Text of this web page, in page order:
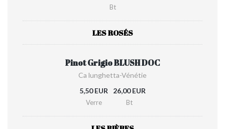
Bt
LES ROSÉS
Pinot Grigio BLUSH DOC
Ca lunghetta-Vénétie
5,50 EUR
Verre
26,00 EUR
Bt